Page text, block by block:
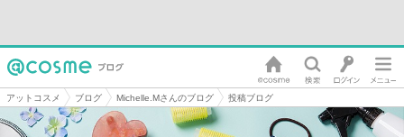
アットコスメ ブログ Michelle.Mさんのブログ 投稿ブログ